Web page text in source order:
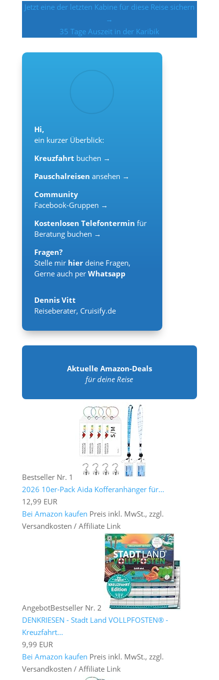
Jetzt eine der letzten Kabine für diese Reise sichern
→
35 Tage Auszeit in der Karibik
Hi,
ein kurzer Überblick:
Kreuzfahrt buchen →
Pauschalreisen ansehen →
Community
Facebook-Gruppen →
Kostenlosen Telefontermin für
Beratung buchen →
Fragen?
Stelle mir hier deine Fragen,
Gerne auch per Whatsapp
Dennis Vitt
Reiseberater, Cruisify.de
Aktuelle Amazon-Deals
für deine Reise
Bestseller Nr. 1
2026 10er-Pack Aida Kofferanhänger für...
12,99 EUR
Bei Amazon kaufen Preis inkl. MwSt., zzgl.
Versandkosten / Affiliate Link
AngebotBestseller Nr. 2
DENKRIESEN - Stadt Land VOLLPFOSTEN® -
Kreuzfahrt...
9,99 EUR
Bei Amazon kaufen Preis inkl. MwSt., zzgl.
Versandkosten / Affiliate Link